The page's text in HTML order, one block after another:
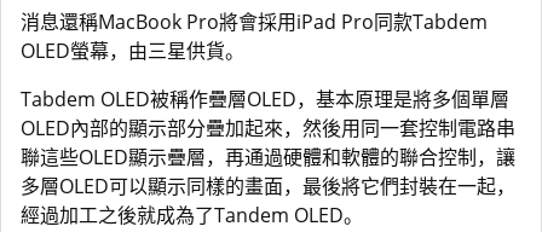
消息還稱MacBook Pro將會採用iPad Pro同款Tabdem
OLED螢幕，由三星供貨。
Tabdem OLED被稱作疊層OLED，基本原理是將多個單層
OLED內部的顯示部分疊加起來，然後用同一套控制電路串
聯這些OLED顯示疊層，再通過硬體和軟體的聯合控制，讓
多層OLED可以顯示同樣的畫面，最後將它們封裝在一起，
經過加工之後就成為了Tandem OLED。